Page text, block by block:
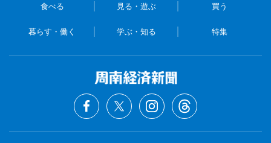
食べる 見る・遊ぶ 買う
暮らす・働く 学ぶ・知る 特集